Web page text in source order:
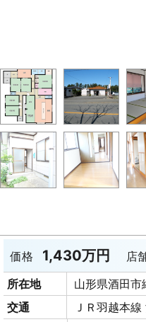
価格 1,430万円 店
所在地
山形県酒田
交通
ＪＲ羽越本